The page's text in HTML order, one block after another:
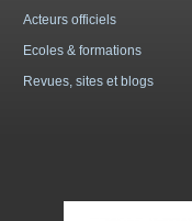
Acteurs officiels
Ecoles & formations
Revues, sites et blogs